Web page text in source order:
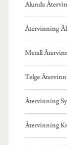
Alunda
Återvinning
Metall
Telge
Återvinning
Återvinning